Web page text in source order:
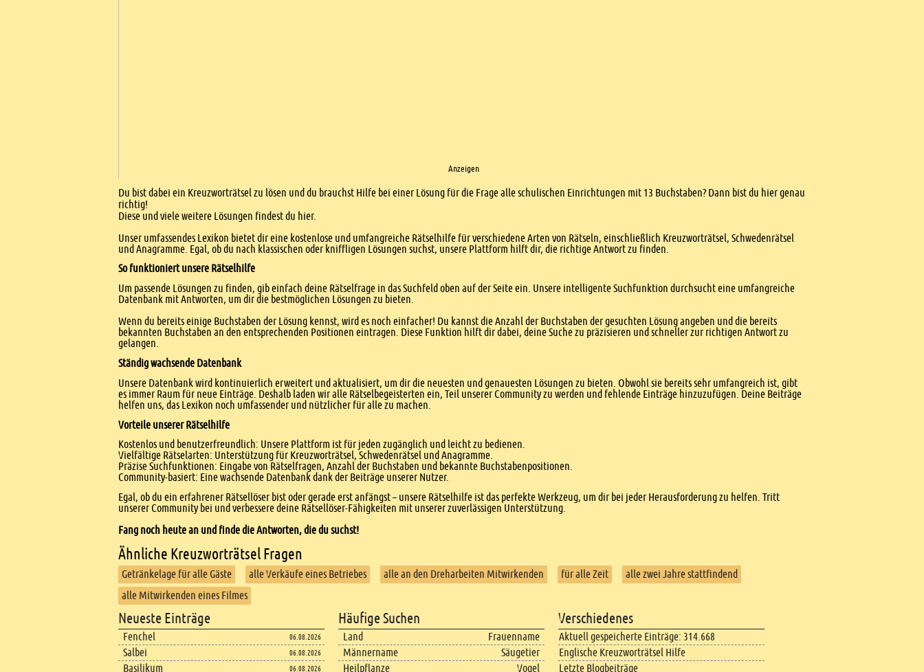
Anzeigen
Einleitung
Du bist dabei ein Kreuzworträtsel zu lösen und du brauchst Hilfe bei einer Lösung für die Frage alle schulischen Einrichtungen mit 13 Buchstaben? Dann bist du hier genau
richtig!
Diese und viele weitere Lösungen findest du hier.
Unser umfassendes Lexikon bietet dir eine kostenlose und umfangreiche Rätselhilfe für verschiedene Arten von Rätseln, einschließlich Kreuzworträtsel, Schwedenrätsel
und Anagramme. Egal, ob du nach klassischen oder kniffligen Lösungen suchst, unsere Plattform hilft dir, die richtige Antwort zu finden.
So funktioniert unsere Rätselhilfe
Um passende Lösungen zu finden, gib einfach deine Rätselfrage in das Suchfeld oben auf der Seite ein. Unsere intelligente Suchfunktion durchsucht eine umfangreiche
Datenbank mit Antworten, um dir die bestmöglichen Lösungen zu bieten.
Wenn du bereits einige Buchstaben der Lösung kennst, wird es noch einfacher! Du kannst die Anzahl der Buchstaben der gesuchten Lösung angeben und die bereits
bekannten Buchstaben an den entsprechenden Positionen eintragen. Diese Funktion hilft dir dabei, deine Suche zu präzisieren und schneller zur richtigen Antwort zu
gelangen.
Ständig wachsende Datenbank
Unsere Datenbank wird kontinuierlich erweitert und aktualisiert, um dir die neuesten und genauesten Lösungen zu bieten. Obwohl sie bereits sehr umfangreich ist, gibt
es immer Raum für neue Einträge. Deshalb laden wir alle Rätselbegeisterten ein, Teil unserer Community zu werden und fehlende Einträge hinzuzufügen. Deine Beiträge
helfen uns, das Lexikon noch umfassender und nützlicher für alle zu machen.
Vorteile unserer Rätselhilfe
Kostenlos und benutzerfreundlich: Unsere Plattform ist für jeden zugänglich und leicht zu bedienen.
Vielfältige Rätselarten: Unterstützung für Kreuzworträtsel, Schwedenrätsel und Anagramme.
Präzise Suchfunktionen: Eingabe von Rätselfragen, Anzahl der Buchstaben und bekannte Buchstabenpositionen.
Community-basiert: Eine wachsende Datenbank dank der Beiträge unserer Nutzer.
Egal, ob du ein erfahrener Rätsellöser bist oder gerade erst anfängst – unsere Rätselhilfe ist das perfekte Werkzeug, um dir bei jeder Herausforderung zu helfen. Tritt
unserer Community bei und verbessere deine Rätsellöser-Fähigkeiten mit unserer zuverlässigen Unterstützung.
Fang noch heute an und finde die Antworten, die du suchst!
Ähnliche Kreuzworträtsel Fragen
Getränkelage für alle Gäste alle Verkäufe eines Betriebes alle an den Dreharbeiten Mitwirkenden für alle Zeit
alle zwei Jahre stattfindend
alle Mitwirkenden eines Filmes
Footer content
Neueste Einträge
Fenchel 06.08.2026
Salbei 06.08.2026
Basilikum 06.08.2026
Häufige Suchen
Land
Frauenname
Männername
Säugetier
Heilpflanze
Vogel
Verschiedenes
Aktuell gespeicherte Einträge: 314.668
Englische Kreuzworträtsel Hilfe
Letzte Blogbeiträge